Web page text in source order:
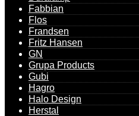
Fabbian
Flos
Frandsen
Fritz Hansen
GN
Grupa Products
Gubi
Hagro
Halo Design
Herstal